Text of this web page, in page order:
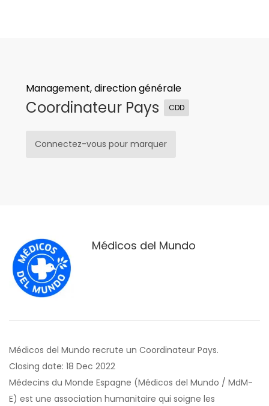
Management, direction générale
Coordinateur Pays CDD
Connectez-vous pour marquer
Médicos del Mundo
Médicos del Mundo recrute un Coordinateur Pays.
Closing date: 18 Dec 2022
Médecins du Monde Espagne (Médicos del Mundo / MdM-
E) est une association humanitaire qui soigne les